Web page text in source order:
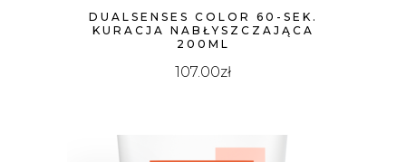
DUALSENSES COLOR 60-SEK.
KURACJA NABŁYSZCZAJĄCA
200ML
107.00zł